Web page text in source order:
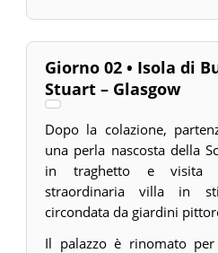
Giorno 02 • Isola di
Stuart – Glasgow
Dopo la colazione,
una perla nascosta della
in traghetto e
straordinaria villa in
circondata da giardini
Il palazzo è rinomato